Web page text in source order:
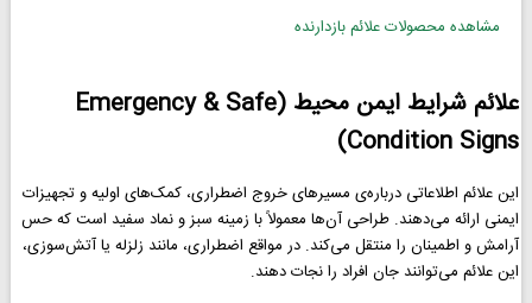
مشاهده محصولات علائم بازدارنده
علائم شرایط ایمن محیط (Emergency & Safe
Condition Signs)
این علائم اطلاعاتی درباره‌ی مسیرهای خروج اضطراری، کمک‌های اولیه و تجهیزات
ایمنی ارائه می‌دهند. طراحی آن‌ها معمولاً با زمینه سبز و نماد سفید است که حس
آرامش و اطمینان را منتقل می‌کند. در مواقع اضطراری، مانند زلزله یا آتش‌سوزی،
این علائم می‌توانند جان افراد را نجات دهند.